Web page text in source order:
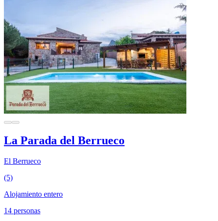
La Parada del Berrueco
El Berrueco
(5)
Alojamiento entero
14 personas